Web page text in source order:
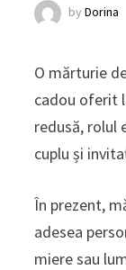
byDorina
O mărturie
cadou oferit
redusă, rolul
cuplu și
În prezent,
adesea
miere sau